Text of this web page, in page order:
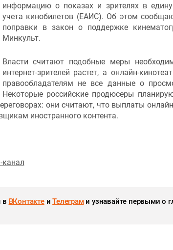
информацию о показах и зрителях в
учета кинобилетов (ЕАИС). Об этом
поправки в закон о поддержке
Минкульт.
Власти считают подобные меры
интернет-зрителей растет, а онлайн-
правообладателям не все данные о
Некоторые российские продюсеры
они считают, что выплаты
иностранного контента.
канал
в ВКонтактеиТелеграми узнавайте первыми о